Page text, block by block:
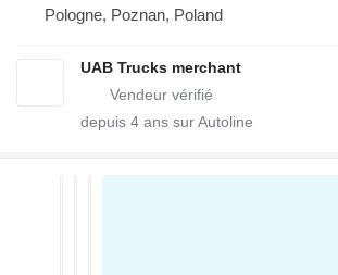
Pologne, Poznan, Poland
UAB Trucks merchant
depuis 4 ans sur Autoline